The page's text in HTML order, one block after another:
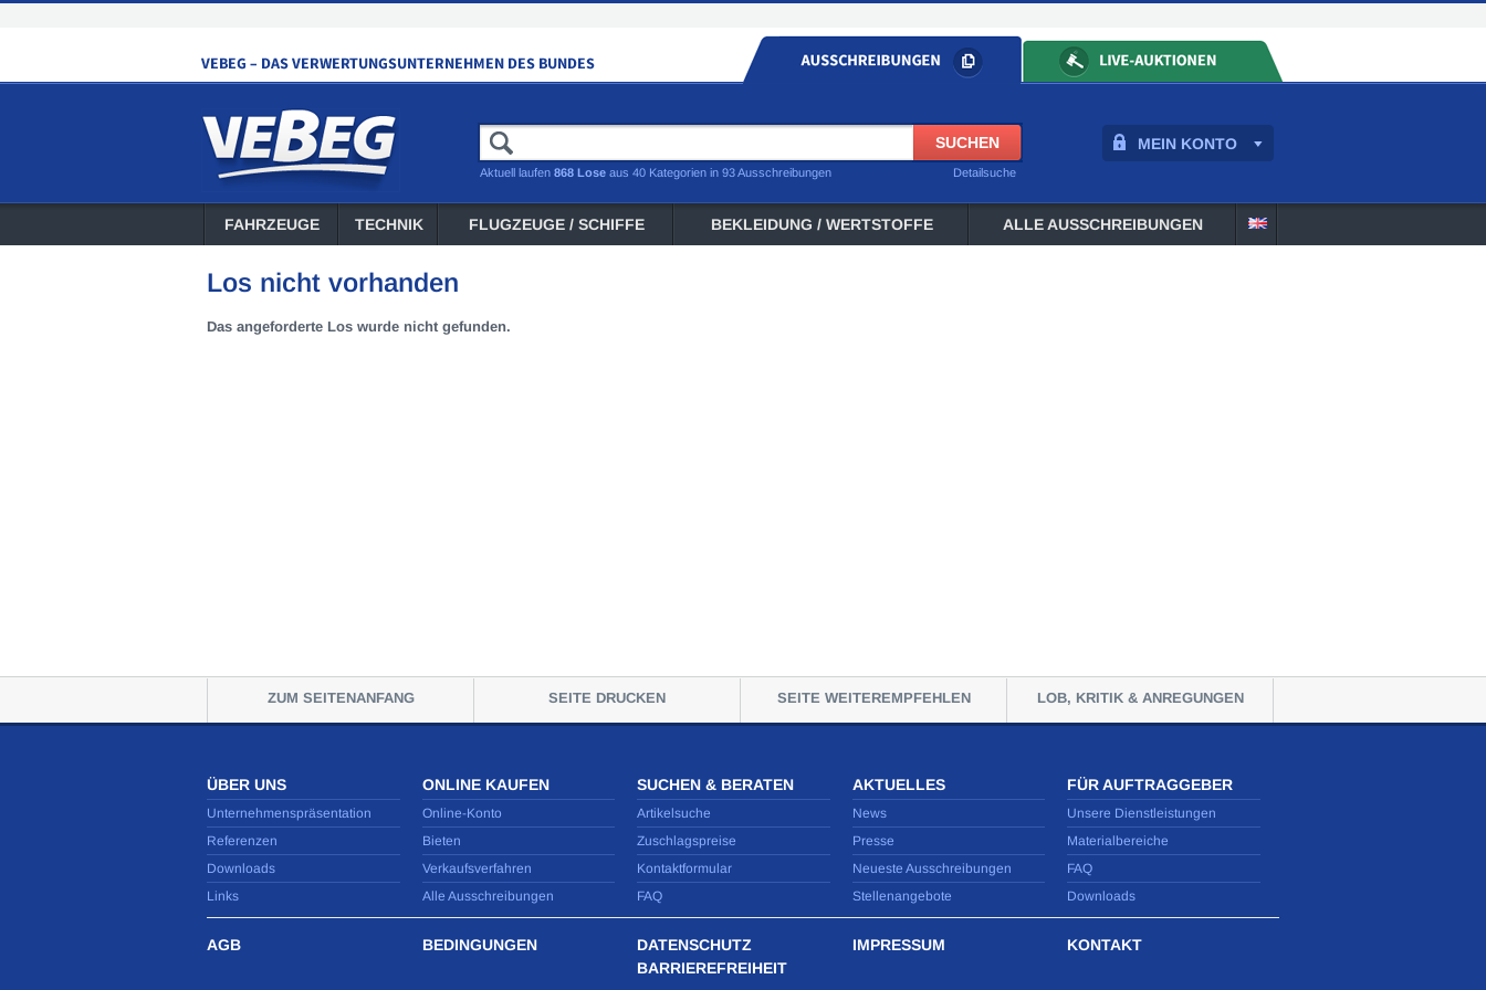
MEIN KONTO
Detailsuche
Aktuell laufen 868 Lose aus 40 Kategorien in 93 Ausschreibungen
FAHRZEUGE TECHNIK FLUGZEUGE / SCHIFFE BEKLEIDUNG / WERTSTOFFE ALLE AUSSCHREIBUNGEN
Los nicht vorhanden
Das angeforderte Los wurde nicht gefunden.
ZUM SEITENANFANG SEITE DRUCKEN SEITE WEITEREMPFEHLEN LOB, KRITIK & ANREGUNGEN
ÜBER UNS
Unternehmenspräsentation
Referenzen
Downloads
Links
ONLINE KAUFEN
Online-Konto
Bieten
Verkaufsverfahren
Alle Ausschreibungen
SUCHEN & BERATEN
Artikelsuche
Zuschlagspreise
Kontaktformular
FAQ
AKTUELLES
News
Presse
Neueste Ausschreibungen
Stellenangebote
FÜR AUFTRAGGEBER
Unsere Dienstleistungen
Materialbereiche
FAQ
Downloads
AGB BEDINGUNGEN
DATENSCHUTZ
BARRIEREFREIHEIT
IMPRESSUM KONTAKT